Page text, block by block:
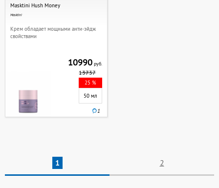
Masktini Hush Money
Masktini
Крем обладает мощными анти-эйдж
свойствами
10990руб.
13737
25 %
50 мл
1
1 2